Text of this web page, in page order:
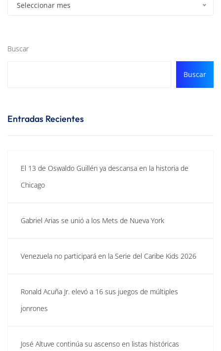
Seleccionar mes
Buscar
Buscar
Entradas Recientes
El 13 de Oswaldo Guillén ya descansa en la historia de
Chicago
Gabriel Arias se unió a los Mets de Nueva York
Venezuela no participará en la Serie del Caribe Kids 2026
Ronald Acuña Jr. elevó a 16 sus juegos de múltiples
jonrones
José Altuve continúa su ascenso en listas históricas